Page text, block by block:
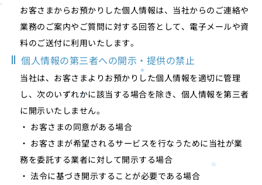
お客さまからお預かりした個人情報は、当社からのご連絡や
業務のご案内やご質問に対する回答として、電子メールや資
料のご送付に利用いたします。
個人情報の第三者への開示・提供の禁止
当社は、お客さまよりお預かりした個人情報を適切に管理
し、次のいずれかに該当する場合を除き、個人情報を第三者
に開示いたしません。
・ お客さまの同意がある場合
・ お客さまが希望されるサービスを行なうために当社が業
務を委託する業者に対して開示する場合
・ 法令に基づき開示することが必要である場合